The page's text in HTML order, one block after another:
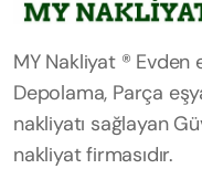
MY Nakliyat ® Evden
Depolama, Parça
nakliyatı sağlayan
nakliyat firmasıdır.